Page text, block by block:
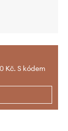
Kč. S kódem